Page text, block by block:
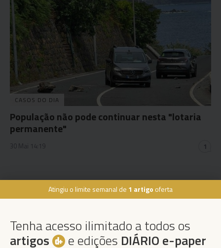
Atingiu o limite semanal de 1 artigo oferta
Tenha acesso ilimitado a todos os
artigos e edições DIÁRIO e-paper
CASOS DO DIA
População não pode continuar nesta "lotaria
permanente"
30 Mai 14:19 1
Rua Dr. Fernão de Ornelas, 56 - 3º
291 202 300
Instale a nossa App
Podcasts ×